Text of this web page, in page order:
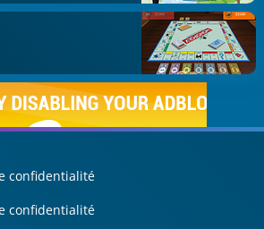
confidentialité
confidentialité